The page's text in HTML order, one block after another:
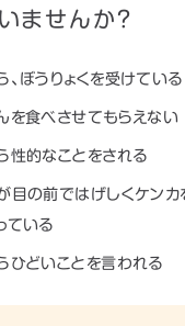
ませんか？
、ぼうりょくを受けている
を食べさせてもらえない
性的なことをされる
目の前ではげしくケンカ
ている
ひどいことを言われる